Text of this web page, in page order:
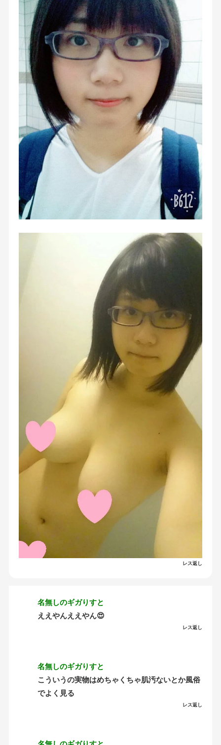
レス返し
名無しのギガりすと
ええやんええやん😍
レス返し
名無しのギガりすと
こういうの実物はめちゃくちゃ肌汚ないとか風俗
でよく見る
レス返し